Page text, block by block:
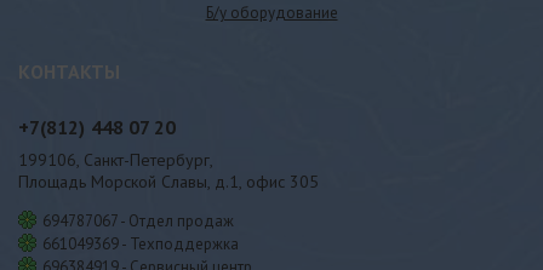
Б/у оборудование
КОНТАКТЫ
+7(812) 448 07 20
199106, Санкт-Петербург,
Площадь Морской Славы, д.1, офис 305
694787067 - Отдел продаж
661049369 - Техподдержка